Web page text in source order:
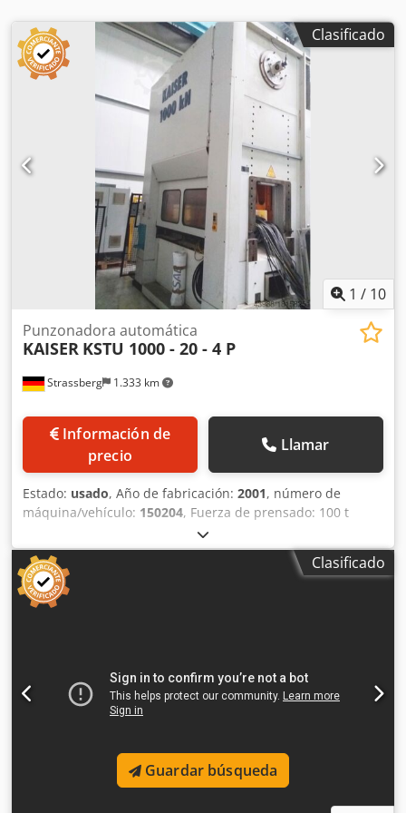
Clasificado
1 / 10
Strassberg 1.333 km
Punzonadora automática
KAISER KSTU 1000 - 20 - 4 P
Información de
precio
Llamar
Estado: usado, Año de fabricación: 2001, número de
máquina/vehículo: 150204, Fuerza de prensado: 100 t
Carrera del ariete: 300 mm Ajuste del ariete: 125 mm
Altura de instalación (carrera abajo, ajuste arriba): 600 mm
Distancia entre soportes L-R: 2.020 mm Distancia entre los
soportes laterales: 620 mm Área de sujeción de la mesa
aprox.: 2.000 x 1.000 mm Superficie de sujeción del ariete
Requisitos de energía: 39 kW Altura sobre el suelo aprox.:
4.400 mm Dimensiones LxAnxAl: 5.166 x 2.500 x 4.400 mm
Peso de la máquina aprox.: 38 t Equipamiento estándar
S7Manejo con dos manos Equipo adicional
Dodpfxovmfznj Algjkr automatización Máquina
Clasificado
Guardar búsqueda